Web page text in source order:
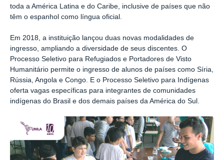
toda a América Latina e do Caribe, inclusive de países que não
têm o espanhol como língua oficial.
Em 2018, a instituição lançou duas novas modalidades de
ingresso, ampliando a diversidade de seus discentes. O
Processo Seletivo para Refugiados e Portadores de Visto
Humanitário permite o ingresso de alunos de países como Síria,
Rússia, Angola e Congo. E o Processo Seletivo para Indígenas
oferta vagas específicas para integrantes de comunidades
indígenas do Brasil e dos demais países da América do Sul.